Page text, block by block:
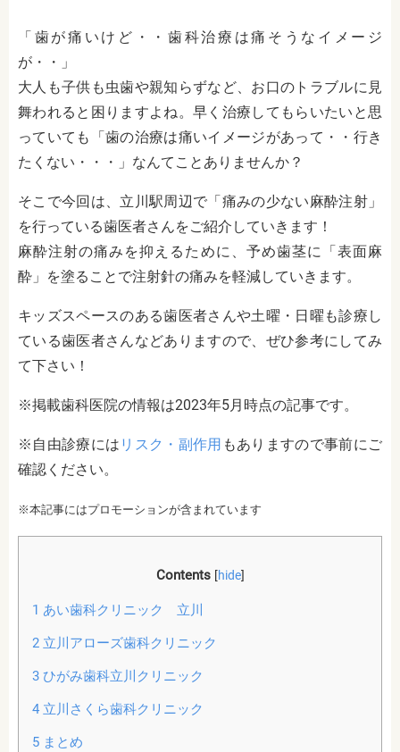
「歯が痛いけど・・歯科治療は痛そうなイメージ
が・・」
大人も子供も虫歯や親知らずなど、お口のトラブルに見
舞われると困りますよね。早く治療してもらいたいと思
っていても「歯の治療は痛いイメージがあって・・行き
たくない・・・」なんてことありませんか？
そこで今回は、立川駅周辺で「痛みの少ない麻酔注射」
を行っている歯医者さんをご紹介していきます！
麻酔注射の痛みを抑えるために、予め歯茎に「表面麻
酔」を塗ることで注射針の痛みを軽減していきます。
キッズスペースのある歯医者さんや土曜・日曜も診療し
ている歯医者さんなどありますので、ぜひ参考にしてみ
て下さい！
※掲載歯科医院の情報は2023年5月時点の記事です。
※自由診療には リスク・副作用 もありますので事前にご
確認ください。
※本記事にはプロモーションが含まれています
Contents [hide]
1 あい歯科クリニック 立川
2立川アローズ歯科クリニック
3ひがみ歯科立川クリニック
4立川さくら歯科クリニック
5まとめ